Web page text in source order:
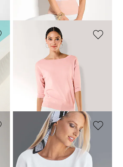
dagen**: 59,00 € (-17%)
MADELEINE
99,95 €
MADELEINE
69,00 €
119,95 €